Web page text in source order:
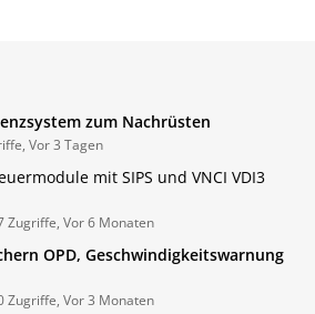
zum Nachrüsten
Vor 3 Tagen
mit SIPS und VNCI VDI3
Zugriffe, Vor 6 Monaten
OPD, Geschwindigkeitswarnung
Zugriffe, Vor 3 Monaten